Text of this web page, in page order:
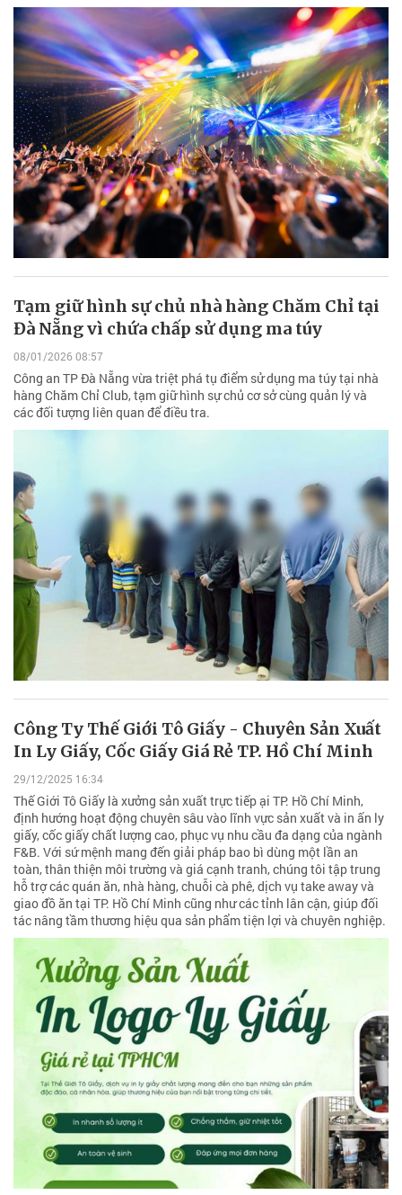
Tạm giữ hình sự chủ nhà hàng Chăm Chỉ tại
Đà Nẵng vì chứa chấp sử dụng ma túy
08/01/2026 08:57
Công an TP Đà Nẵng vừa triệt phá tụ điểm sử dụng ma túy tại nhà
hàng Chăm Chỉ Club, tạm giữ hình sự chủ cơ sở cùng quản lý và
các đối tượng liên quan để điều tra.
Công Ty Thế Giới Tô Giấy - Chuyên Sản Xuất
In Ly Giấy, Cốc Giấy Giá Rẻ TP. Hồ Chí Minh
29/12/2025 16:34
Thế Giới Tô Giấy là xưởng sản xuất trực tiếp ại TP. Hồ Chí Minh,
định hướng hoạt động chuyên sâu vào lĩnh vực sản xuất và in ấn ly
giấy, cốc giấy chất lượng cao, phục vụ nhu cầu đa dạng của ngành
F&B. Với sứ mệnh mang đến giải pháp bao bì dùng một lần an
toàn, thân thiện môi trường và giá cạnh tranh, chúng tôi tập trung
hỗ trợ các quán ăn, nhà hàng, chuỗi cà phê, dịch vụ take away và
giao đồ ăn tại TP. Hồ Chí Minh cũng như các tỉnh lân cận, giúp đối
tác nâng tầm thương hiệu qua sản phẩm tiện lợi và chuyên nghiệp.